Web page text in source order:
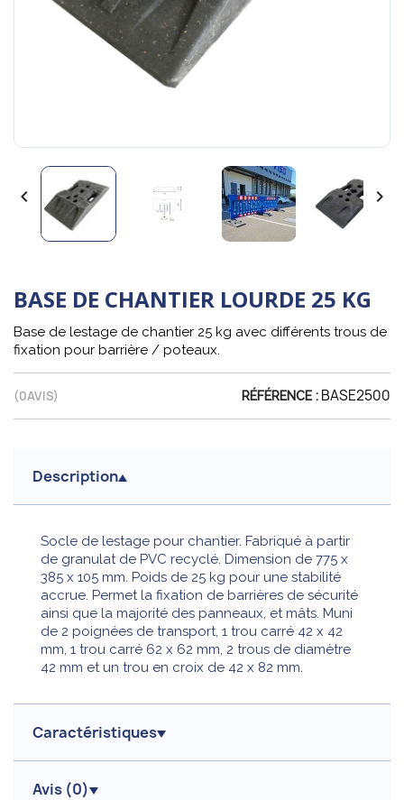
 
BASE DE CHANTIER LOURDE 25 KG
Base de lestage de chantier 25 kg avec différents trous de
fixation pour barrière / poteaux.
(0AVIS) RÉFÉRENCE : BASE2500
Description
Socle de lestage pour chantier. Fabriqué à partir
de granulat de PVC recyclé. Dimension de 775 x
385 x 105 mm. Poids de 25 kg pour une stabilité
accrue. Permet la fixation de barrières de sécurité
ainsi que la majorité des panneaux, et mâts. Muni
de 2 poignées de transport, 1 trou carré 42 x 42
mm, 1 trou carré 62 x 62 mm, 2 trous de diamètre
42 mm et un trou en croix de 42 x 82 mm.
Caractéristiques
Avis (0)